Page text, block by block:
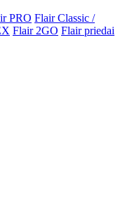
PRO Flair Classic /
Flair 2GO Flair priedai